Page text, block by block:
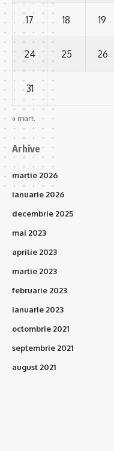
17 18 19
24 25 26
31
« mart.
Arhive
martie 2026
ianuarie 2026
decembrie 2025
mai 2023
aprilie 2023
martie 2023
februarie 2023
ianuarie 2023
octombrie 2021
septembrie 2021
august 2021